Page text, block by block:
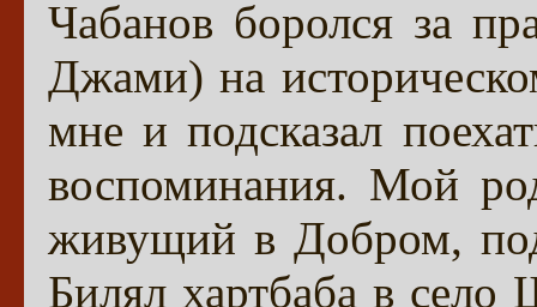
Чабанов боролся за
Джами) на
мне и подсказал
воспоминания. Мой
живущий в Добром,
Билял хартбаба в село